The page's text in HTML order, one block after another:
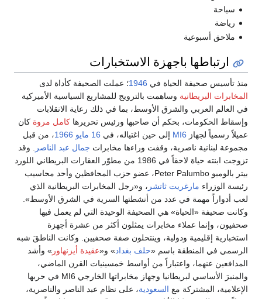
سياحة
رياضة
ملاحق أسبوعية
ارتباطها باجهزة الاستخبارات
منذ تأسيس صحيفة الحياة في 1946؛ عملت الصحيفة كأداة لدى
المخابرات البريطانية وساهمت بالترويج للمشاريع السياسية الأميركية
في العالم العربي والشرق الأوسط، بما في ذلك رعاية الانقلابات
وإسقاط الحكومات، بحكم أن صاحبها ورئيس تحريرها كامل مروة كان
عميلاً رسمياً لجهاز MI6 إلى حين اغتياله، في 16 مايو 1966، من قبل
مجموعة لبنانية ناصرية، وقفت وراءها مخابرات جمال عبد الناصر
. وقد
تزوجت ابنته حياة لاحقاً في 1986 من مطوّر العقارات البريطاني اللورد
بيتر بالومبو Peter Palumbo، عضو حزب المحافظين وأحد محاسيب
رئيسة الوزراء مارغريت ثاتشر ، و«رجل المخابرات البريطانية الذي
لعب أدواراً مهمة في عدد من أنشطتها السرية في الشرق الأوسط».
وكانت صحيفة «الحياة» هي الصحيفة الوحيدة التي لم يعمل فيها
صحفيون، وإنما عملاء مخابرات يمثلون أكثر من عشرة أجهزة
استخبارية إقليمية ودولية، وينتحلون صفة صحفيين. وكانت الناطقَ شبه
الرسمي في المنطقة باسم «حلف بغداد» و«عقيدة أيزنهاور » وأشد
المدافعين عنهما، واعتباراً من أواسط خمسينيات القرن الماضي،
والمنبرَ الأساسي لبريطانيا وجهاز مخابراتها الخارجي MI6 في حربها
الإعلامية، المشتركة مع السعودية، على نظام عبد الناصر والناصرية،